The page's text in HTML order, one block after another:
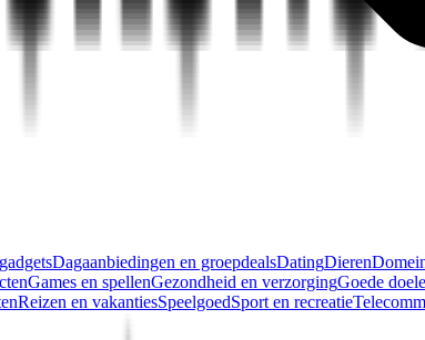
Dagaanbiedingen en groepdealsDatingDieren
Games en spellenGezondheid en verzorgingGoede
Reizen en vakantiesSpeelgoedSport en recreatie